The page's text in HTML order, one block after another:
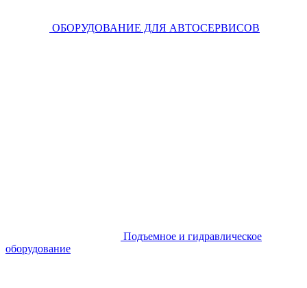
ОБОРУДОВАНИЕ ДЛЯ АВТОСЕРВИСОВ
Подъемное и гидравлическое
оборудование